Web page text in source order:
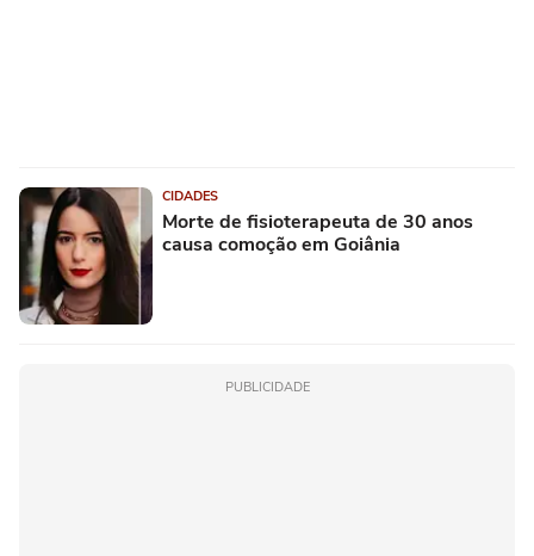
CIDADES
Morte de fisioterapeuta de 30 anos
causa comoção em Goiânia
PUBLICIDADE